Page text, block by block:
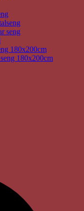
seng
180x200cm
180x200cm